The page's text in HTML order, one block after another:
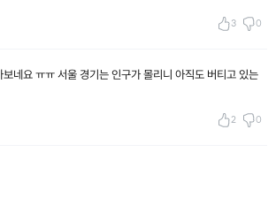
3 0
네요 ㅠㅠ 서울 경기는 인구가 몰리니 아직도 버티고 있는
2 0